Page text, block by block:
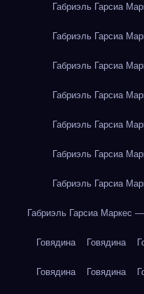
Габриэль Гарсиа
Габриэль Гарсиа
Габриэль Гарсиа
Габриэль Гарсиа
Габриэль Гарсиа
Габриэль Гарсиа
Габриэль Гарсиа
Габриэль Гарсиа Маркес
Говядина Говядина
Говядина Говядина